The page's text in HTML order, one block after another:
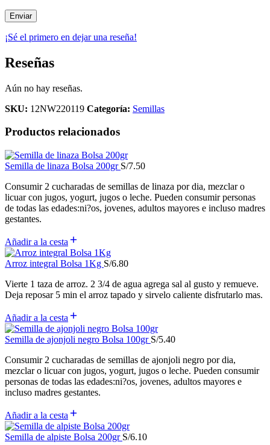
¡Sé el primero en dejar una reseña!
Reseñas
Aún no hay reseñas.
SKU: 12NW220119 Categoría: Semillas
Productos relacionados
Semilla de linaza Bolsa 200gr S/7.50
Consumir 2 cucharadas de semillas de linaza por dia, mezclar o
licuar con jugos, yogurt, jugos o leche. Pueden consumir personas
de todas las edades:ni?os, jovenes, adultos mayores e incluso madres
gestantes.
Añadir a la cesta
Arroz integral Bolsa 1Kg S/6.80
Vierte 1 taza de arroz. 2 3/4 de agua agrega sal al gusto y remueve.
Deja reposar 5 min el arroz tapado y sirvelo caliente disfrutarlo mas.
Añadir a la cesta
Semilla de ajonjoli negro Bolsa 100gr S/5.40
Consumir 2 cucharadas de semillas de ajonjoli negro por dia,
mezclar o licuar con jugos, yogurt, jugos o leche. Pueden consumir
personas de todas las edades:ni?os, jovenes, adultos mayores e
incluso madres gestantes.
Añadir a la cesta
Semilla de alpiste Bolsa 200gr S/6.10